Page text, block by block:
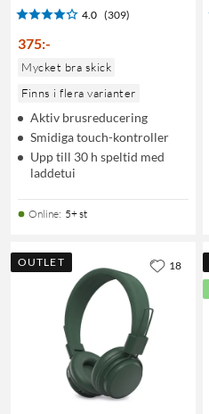
4.0 (309)
375:-
Mycket bra skick
Finns i flera varianter
Aktiv brusreducering
Smidiga touch-kontroller
Upp till 30 h speltid med
laddetui
Online: 5+ st
OUTLET 18